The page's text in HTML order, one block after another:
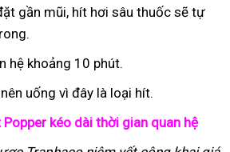
gần mũi, hít hơi sâu thuốc sẽ tự
hệ khoảng 10 phút.
uống vì đây là loại hít.
kéo dài thời gian quan hệ